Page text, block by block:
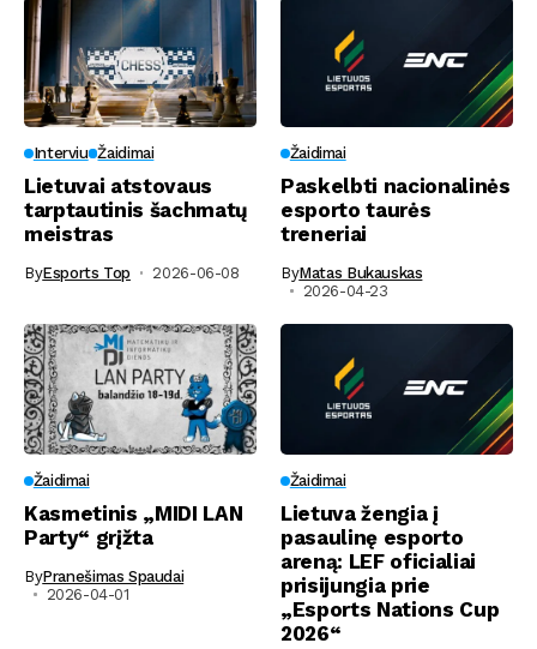
Interviu Žaidimai
Lietuvai atstovaus
tarptautinis šachmatų
meistras
ByEsports Top 2026-06-08
Žaidimai
Paskelbti nacionalinės
esporto taurės
treneriai
ByMatas Bukauskas
2026-04-23
Žaidimai
Kasmetinis „MIDI LAN
Party“ grįžta
ByPranešimas Spaudai
2026-04-01
Žaidimai
Lietuva žengia į
pasaulinę esporto
areną: LEF oficialiai
prisijungia prie
„Esports Nations Cup
2026“